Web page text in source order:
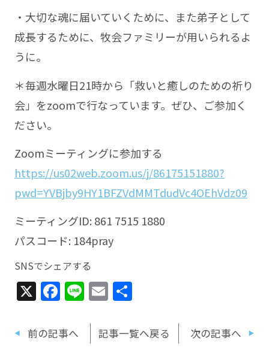
・大切な魂に届いていくために、また弟子として
成長するために、牧会ファミリーが用いられるよ
うに。
＊毎週水曜日21時から「救いと癒しのための祈り
会」をzoomで行なっています。ぜひ、ご参加く
ださい。
Zoomミーティングに参加する
https://us02web.zoom.us/j/86175151880?
pwd=YVBjby9HY1BFZVdMMTdudVc4OEhVdz09
ミーティングID: 861 7515 1880
パスコード: 184pray
SNSでシェアする
X Facebook
LineEmail
共
前の記事へ 記事一覧へ戻る 次の記事へ